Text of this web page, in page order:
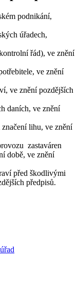
podnikání,
úřadech,
řád), ve znění
ve znění
ve znění pozdějších
daních, ve znění
lihu, ve znění
zastaváren
době, ve znění
před škodlivými
předpisů.